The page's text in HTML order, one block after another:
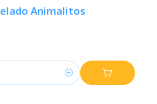
Animalitos